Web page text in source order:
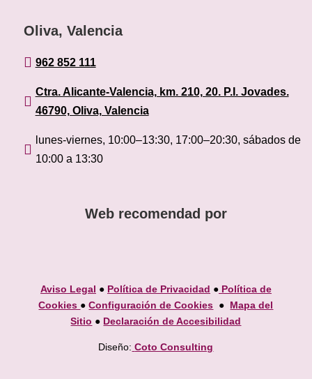
Oliva, Valencia
 962 852 111

Ctra. Alicante-Valencia, km. 210, 20. P.I. Jovades.
46790, Oliva, Valencia

lunes-viernes, 10:00–13:30, 17:00–20:30, sábados de
10:00 a 13:30
Web recomendad por
Aviso Legal ● Política de Privacidad ●Política de
Cookies ●Configuración de Cookies ● Mapa del
Sitio ● Declaración de Accesibilidad
Diseño: Coto Consulting